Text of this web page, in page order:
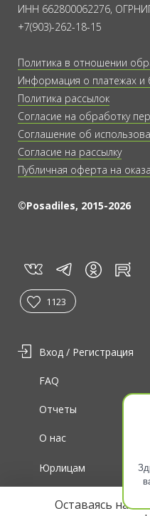
ИНН 662800062276,
+7(903)-262-18-15
Политика в отношении
Информация о платежах и
Политика рассылок
Согласие на обработку
Соглашение об
Согласие на рассылку
Публичная оферта на
©Posadiles, 2015-2026
vk tg in rt
1123
Вход / Регистрация
Для волонтеров
Юрлицам
О нас
Отчеты
FAQ
Оставаясь на